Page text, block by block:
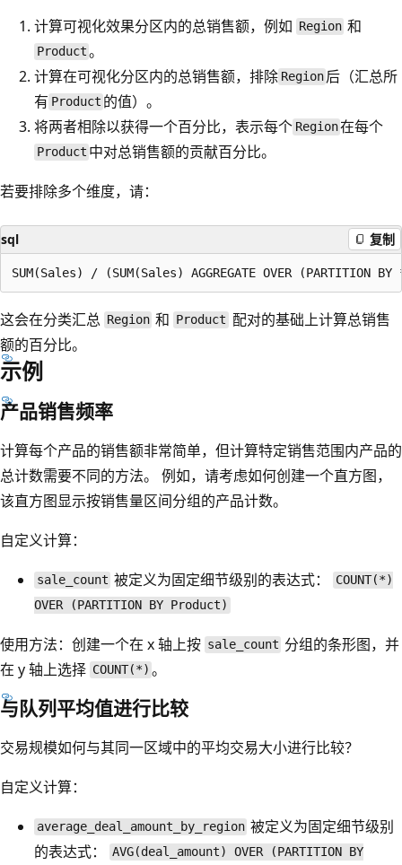
计算可视化效果分区内的总销售额，例如 Region 和
Product 。
计算在可视化分区内的总销售额，排除 Region 后（汇总所
有 Product 的值）。
将两者相除以获得一个百分比，表示每个 Region在每个
Product 中对总销售额的贡献百分比。
若要排除多个维度，请：
sql 复制
这会在分类汇总 Region 和 Product 配对的基础上计算总销售
额的百分比。
示例
产品销售频率
计算每个产品的销售额非常简单，但计算特定销售范围内产品的
总计数需要不同的方法。 例如，请考虑如何创建一个直方图，
该直方图显示按销售量区间分组的产品计数。
自定义计算：
sale_count 被定义为固定细节级别的表达式：
COUNT(*)
OVER (PARTITION BY Product)
使用方法：创建一个在 x 轴上按 sale_count 分组的条形图，并
在 y 轴上选择 COUNT(*) 。
与队列平均值进行比较
交易规模如何与其同一区域中的平均交易大小进行比较？
自定义计算：
average_deal_amount_by_region 被定义为固定细节级别
的表达式：
AVG(deal_amount) OVER (PARTITION BY